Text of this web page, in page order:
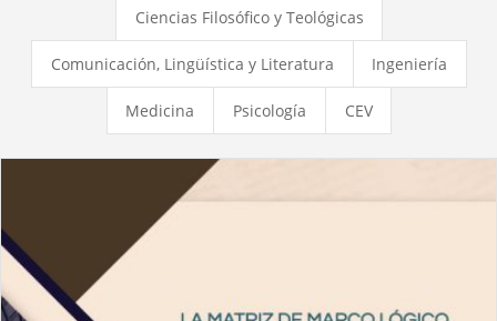
Ciencias Filosófico y Teológicas
Comunicación, Lingüística y Literatura Ingeniería
Medicina Psicología CEV